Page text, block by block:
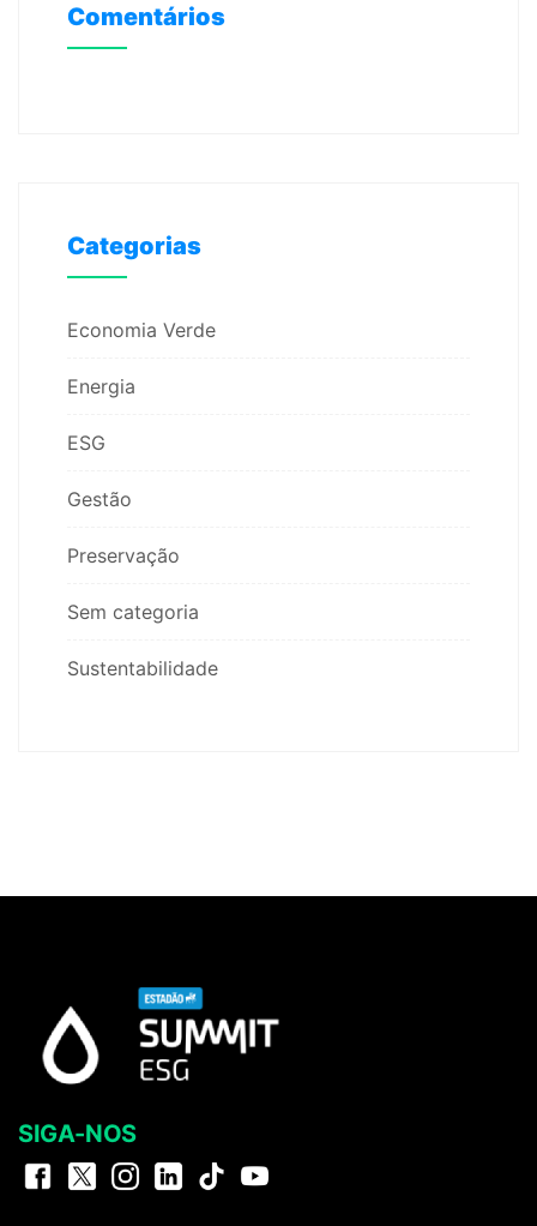
Comentários
Categorias
Economia Verde
Energia
ESG
Gestão
Preservação
Sem categoria
Sustentabilidade
SIGA-NOS